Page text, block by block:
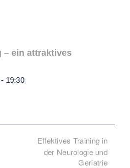
– ein attraktives
- 19:30
Effektives Training in
der Neurologie und
Geriatrie